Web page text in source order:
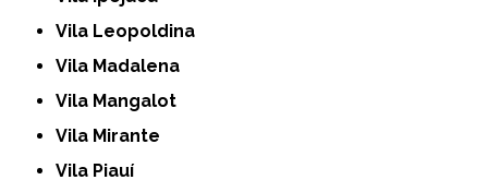
Vila Leopoldina
Vila Madalena
Vila Mangalot
Vila Mirante
Vila Piauí